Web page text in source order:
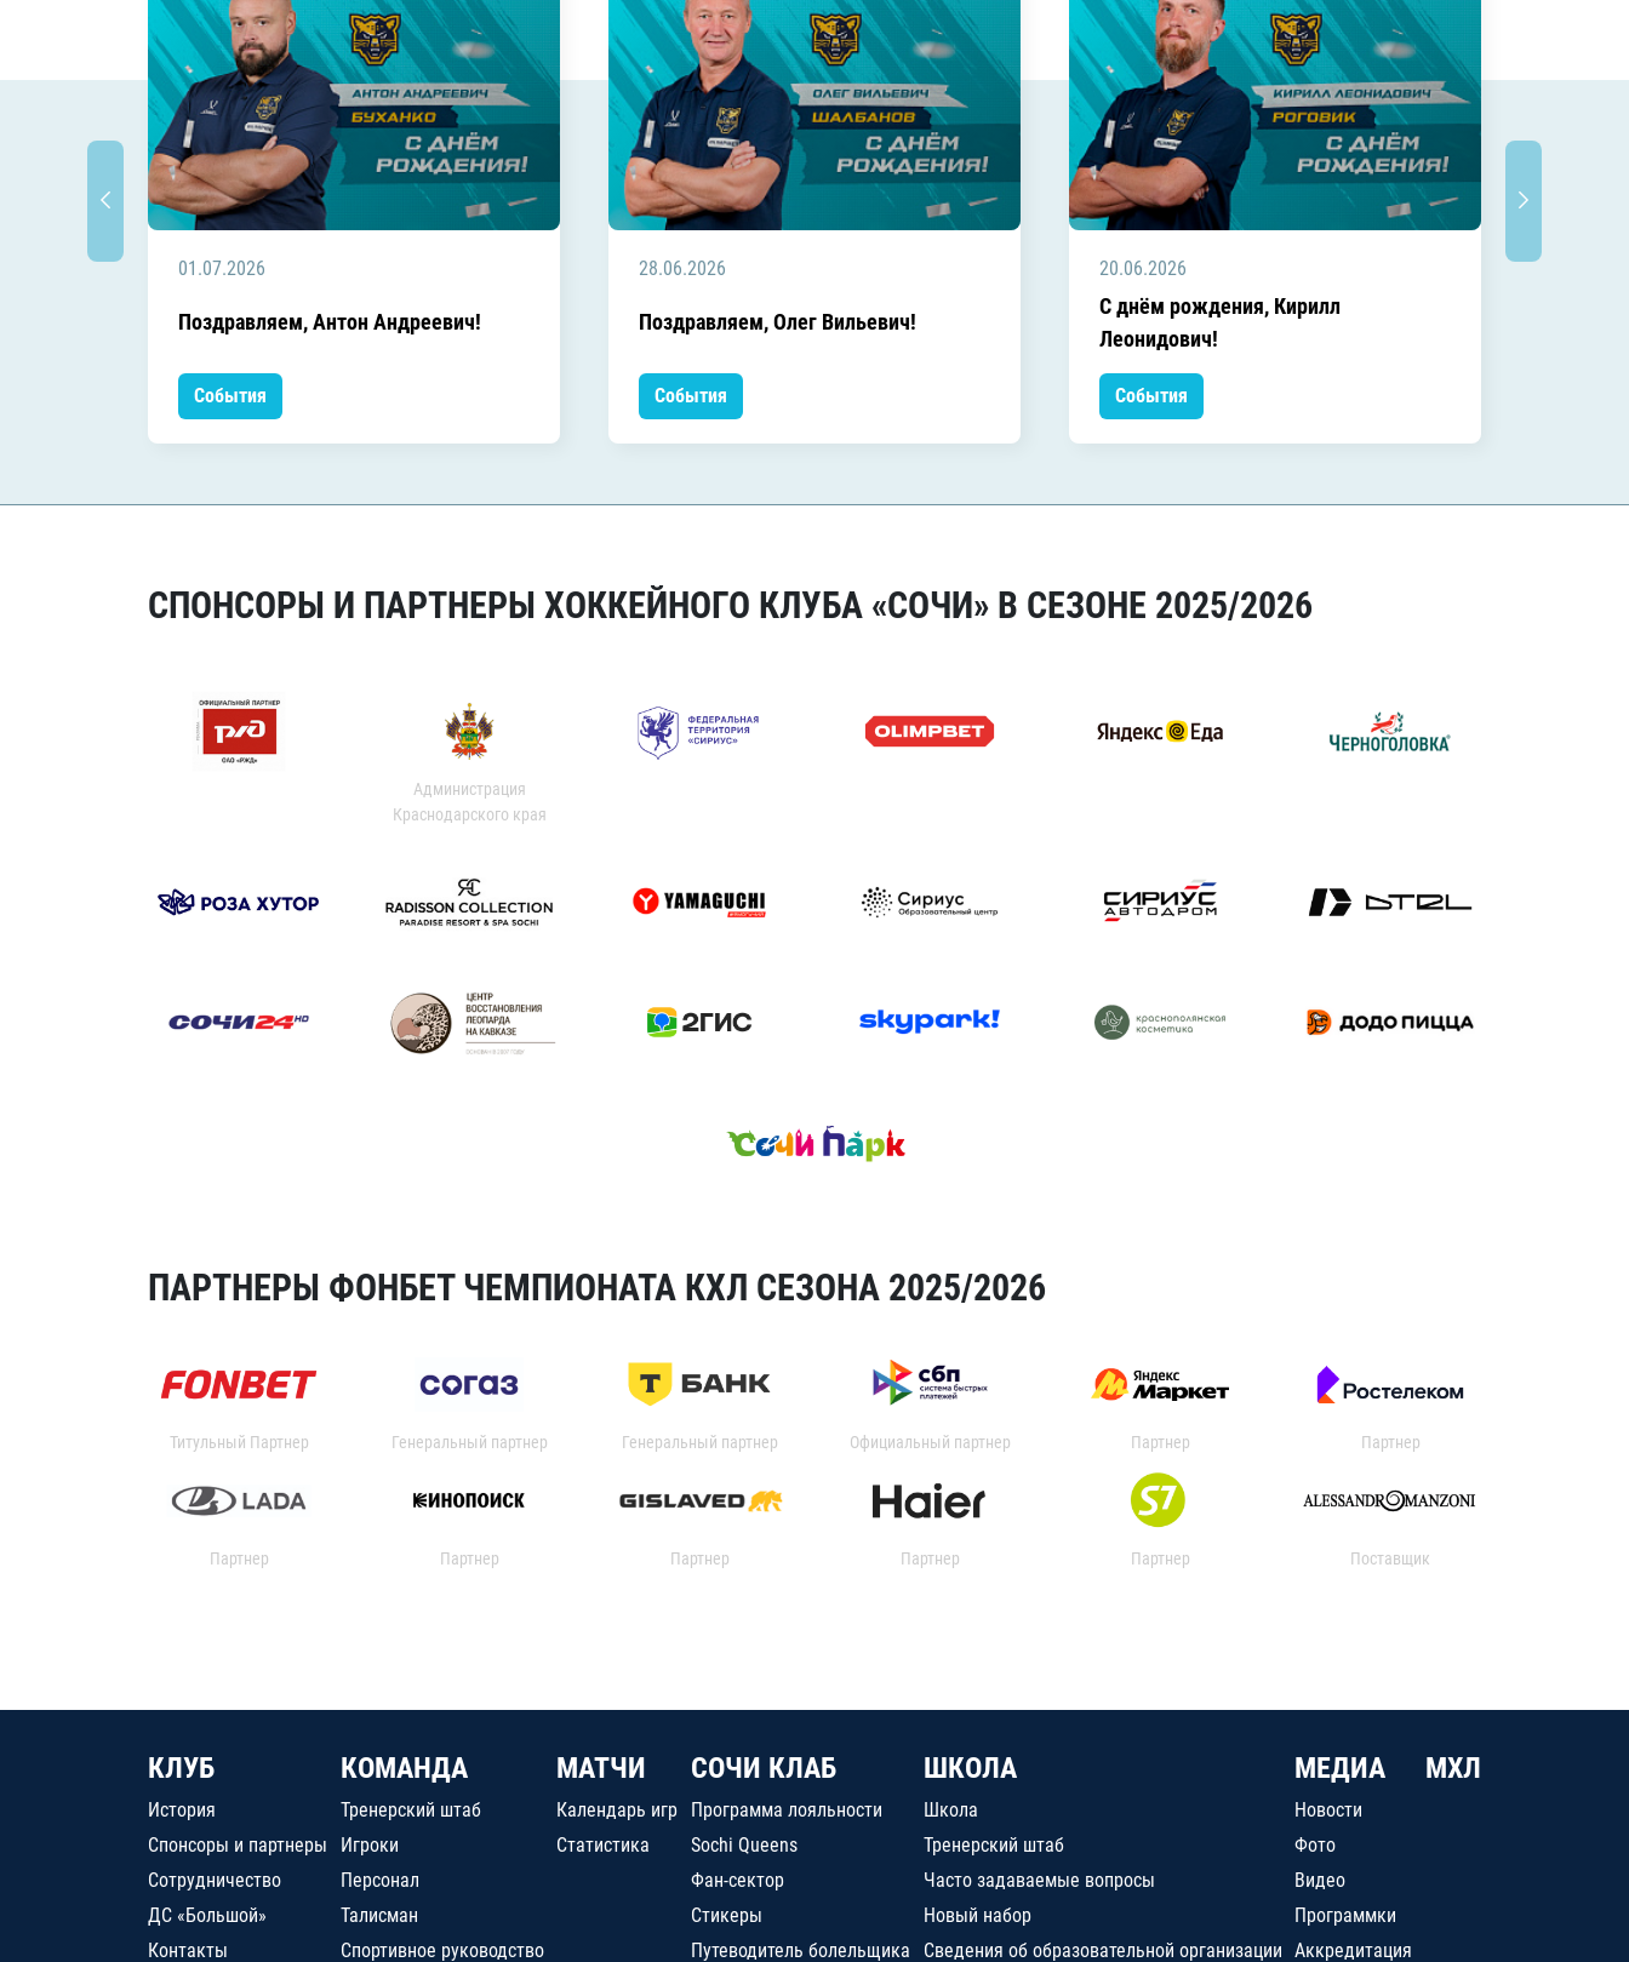
01.07.2026
Поздравляем, Антон Андреевич!
События
28.06.2026
Поздравляем, Олег Вильевич!
События
20.06.2026
C днём рождения, Кирилл
Леонидович!
События
СПОНСОРЫ И ПАРТНЕРЫ ХОККЕЙНОГО КЛУБА «СОЧИ» В СЕЗОНЕ 2025/2026
Администрация
Краснодарского края
ПАРТНЕРЫ ФОНБЕТ ЧЕМПИОНАТА КХЛ СЕЗОНА 2025/2026
Титульный Партнер Генеральный партнер Генеральный партнер Официальный партнер Партнер Партнер
Партнер Партнер Партнер Партнер Партнер Поставщик
КЛУБ
История
Спонсоры и партнеры
Сотрудничество
ДС «Большой»
Контакты
КОМАНДА
Тренерский штаб
Игроки
Персонал
Талисман
Спортивное руководство
МАТЧИ
Календарь игр
Статистика
СОЧИ КЛАБ
Программа лояльности
Sochi Queens
Фан-сектор
Стикеры
Путеводитель болельщика
ШКОЛА
Школа
Тренерский штаб
Часто задаваемые вопросы
Новый набор
Сведения об образовательной организации
МЕДИА
Новости
Фото
Видео
Программки
Аккредитация
МХЛ